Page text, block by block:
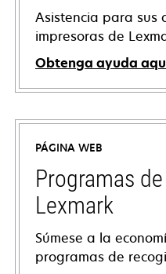
Asistencia para sus
impresoras de
Obtenga ayuda
se
abre
una
pestaña
nueva
PÁGINA WEB
Programas
Lexmark
Súmese a la
programas de